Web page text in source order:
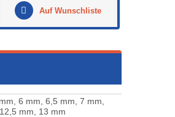
Auf Wunschliste
6 mm, 6,5 mm, 7 mm,
mm, 13 mm